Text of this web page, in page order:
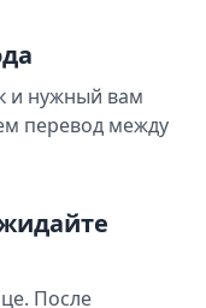
и нужный вам
перевод между
После